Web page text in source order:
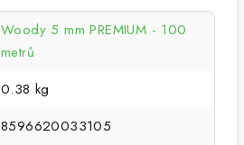
Woody 5 mm PREMIUM - 100
metrů
0.38 kg
8596620033105